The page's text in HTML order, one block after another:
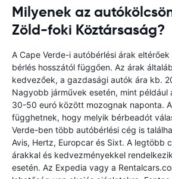
Milyenek az
Zöld-foki Köztársaság?
A Cape Verde-i autóbérlési árak
bérlés hosszától függően. Az árak
kedvezőek, a gazdasági autók ára kb.
Nagyobb járművek esetén, mint például
30-50 euró között mozognak naponta.
függhetnek, hogy melyik bérbeadót
Verde-ben több autóbérlési cég is
Avis, Hertz, Europcar és Sixt. A legtöbb
árakkal és kedvezményekkel
esetén. Az Expedia vagy a